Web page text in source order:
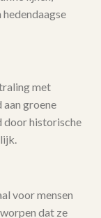
met
groene
door historische
voor mensen
dat ze